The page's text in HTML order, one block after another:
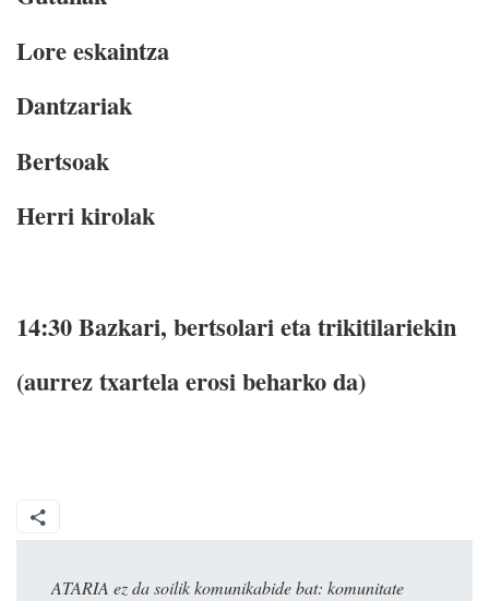
Lore eskaintza
Dantzariak
Bertsoak
Herri kirolak
14:30 Bazkari, bertsolari eta trikitilariekin
(aurrez txartela erosi beharko da)
ATARIA ez da soilik komunikabide bat: komunitate